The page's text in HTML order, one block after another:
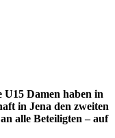
U15 Damen haben in
in Jena den zweiten
alle Beteiligten – auf